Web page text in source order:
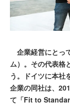
企業経営にとっ
ム）。その代表格
う。ドイツに本社
企業の同社は、
て「Fit to